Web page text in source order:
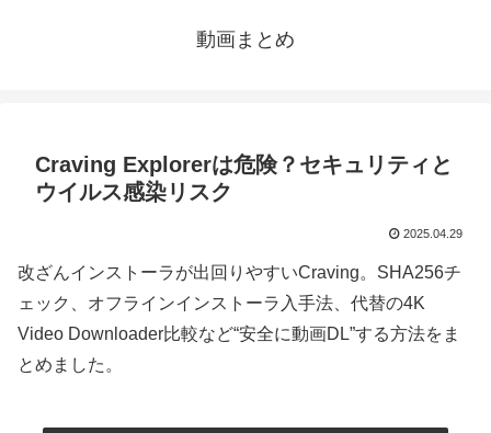
動画まとめ
Craving Explorerは危険？セキュリティと
ウイルス感染リスク
2025.04.29
改ざんインストーラが出回りやすいCraving。SHA256チ
ェック、オフラインインストーラ入手法、代替の4K
Video Downloader比較など“安全に動画DL”する方法をま
とめました。